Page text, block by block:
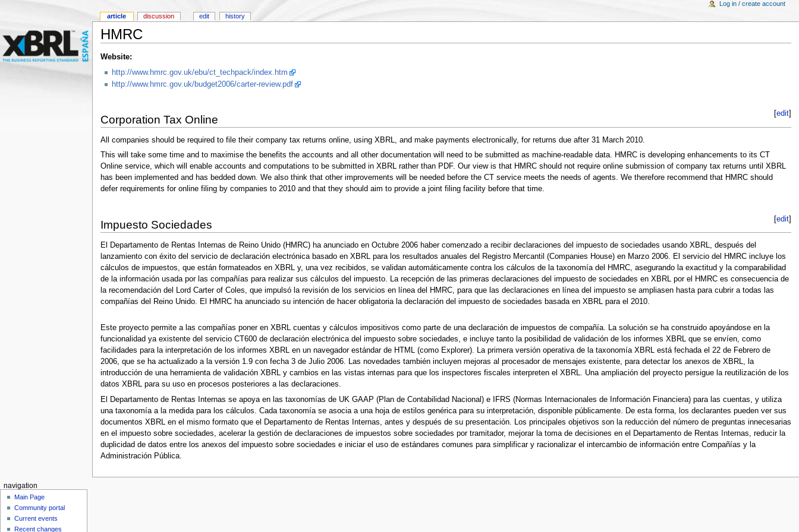
HMRC
Website:
http://www.hmrc.gov.uk/ebu/ct_techpack/index.htm
http://www.hmrc.gov.uk/budget2006/carter-review.pdf
[edit
Corporation Tax Online
All companies should be required to file their company tax returns online, using XBRL, and make payments electronically, for returns due after 31 March 2010.
This will take some time and to maximise the benefits the accounts and all other documentation will need to be submitted as machine-readable data. HMRC is developing enhancements to its CT
Online service, which will enable accounts and computations to be submitted in XBRL rather than PDF. Our view is that HMRC should not require online submission of company tax returns until XBRL
has been implemented and has bedded down. We also think that other improvements will be needed before the CT service meets the needs of agents. We therefore recommend that HMRC should
defer requirements for online filing by companies to 2010 and that they should aim to provide a joint filing facility before that time.
[edit]
Impuesto Sociedades
El Departamento de Rentas Internas de Reino Unido (HMRC) ha anunciado en Octubre 2006 haber comenzado a recibir declaraciones del impuesto de sociedades usando XBRL, después del
lanzamiento con éxito del servicio de declaración electrónica basado en XBRL para los resultados anuales del Registro Mercantil (Companies House) en Marzo 2006. El servicio del HMRC incluye los
cálculos de impuestos, que están formateados en XBRL y, una vez recibidos, se validan automáticamente contra los cálculos de la taxonomía del HMRC, asegurando la exactitud y la comparabilidad
de la información usada por las compañías para realizar sus cálculos del impuesto. La recepción de las primeras declaraciones del impuesto de sociedades en XBRL por el HMRC es consecuencia de
la recomendación del Lord Carter of Coles, que impulsó la revisión de los servicios en línea del HMRC, para que las declaraciones en línea del impuesto se ampliasen hasta para cubrir a todas las
compañías del Reino Unido. El HMRC ha anunciado su intención de hacer obligatoria la declaración del impuesto de sociedades basada en XBRL para el 2010.
Este proyecto permite a las compañías poner en XBRL cuentas y cálculos impositivos como parte de una declaración de impuestos de compañía. La solución se ha construido apoyándose en la
funcionalidad ya existente del servicio CT600 de declaración electrónica del impuesto sobre sociedades, e incluye tanto la posibilidad de validación de los informes XBRL que se envíen, como
facilidades para la interpretación de los informes XBRL en un navegador estándar de HTML (como Explorer). La primera versión operativa de la taxonomía XBRL está fechada el 22 de Febrero de
2006, que se ha actualizado a la versión 1.9 con fecha 3 de Julio 2006. Las novedades también incluyen mejoras al procesador de mensajes existente, para detectar los anexos de XBRL, la
introducción de una herramienta de validación XBRL y cambios en las vistas internas para que los inspectores fiscales interpreten el XBRL. Una ampliación del proyecto persigue la reutilización de los
datos XBRL para su uso en procesos posteriores a las declaraciones.
El Departamento de Rentas Internas se apoya en las taxonomías de UK GAAP (Plan de Contabilidad Nacional) e IFRS (Normas Internacionales de Información Financiera) para las cuentas, y utiliza
una taxonomía a la medida para los cálculos. Cada taxonomía se asocia a una hoja de estilos genérica para su interpretación, disponible públicamente. De esta forma, los declarantes pueden ver sus
documentos XBRL en el mismo formato que el Departamento de Rentas Internas, antes y después de su presentación. Los principales objetivos son la reducción del número de preguntas innecesarias
en el impuesto sobre sociedades, acelerar la gestión de declaraciones de impuestos sobre sociedades por tramitador, mejorar la toma de decisiones en el Departamento de Rentas Internas, reducir la
duplicidad de datos entre los anexos del impuesto sobre sociedades e iniciar el uso de estándares comunes para simplificar y racionalizar el intercambio de información entre Compañías y la
Administración Pública.
article discussion edit history
Log in / create account
navigation
Main Page
Community portal
Current events
Recent changes